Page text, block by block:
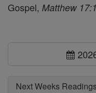
Gospel, Matthew
Next Weeks